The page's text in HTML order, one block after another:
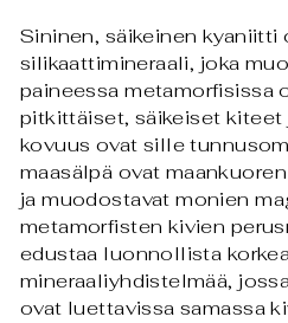
Sininen, säikeinen kyaniitti
silikaattimineraali, joka
paineessa metamorfisissa
pitkittäiset, säikeiset kiteet
kovuus ovat sille
maasälpä ovat
ja muodostavat monien
metamorfisten kivien
edustaa luonnollista
mineraaliyhdistelmää,
ovat luettavissa samassa